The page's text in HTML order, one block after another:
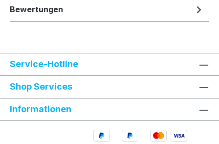
Bewertungen
Service-Hotline
Shop Services
Informationen